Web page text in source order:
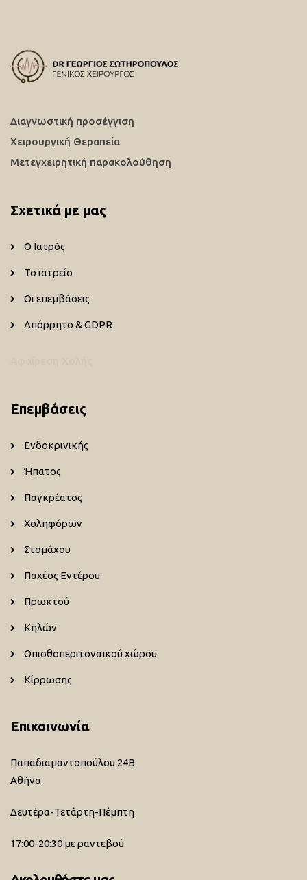
Διαγνωστική προσέγγιση
Χειρουργική Θεραπεία
Μετεγχειρητική παρακολούθηση
Σχετικά με μας
Ο Ιατρός
Το ιατρείο
Οι επεμβάσεις
Απόρρητο & GDPR
Επεμβάσεις
Ενδοκρινικής
Ήπατος
Παγκρέατος
Χοληφόρων
Στομάχου
Παχέος Εντέρου
Πρωκτού
Κηλών
Οπισθοπεριτοναϊκού χώρου
Κίρρωσης
Επικοινωνία
Παπαδιαμαντοπούλου 24Β
Αθήνα
Δευτέρα-Τετάρτη-Πέμπτη
17:00-20:30 με ραντεβού